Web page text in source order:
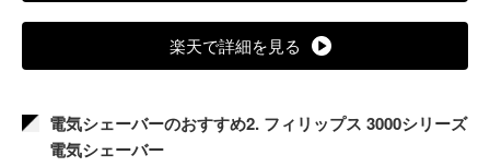
楽天で詳細を見る
電気シェーバーのおすすめ2. フィリップス 3000シリーズ
電気シェーバー